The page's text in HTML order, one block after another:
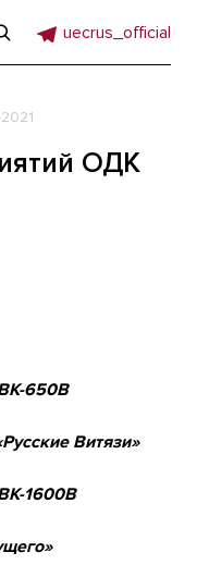
uecrus_official
ОДК
650В
Витязи»
1600В